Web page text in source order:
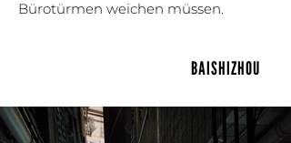
Bürotürmen weichen müssen.
BAISHIZHOU